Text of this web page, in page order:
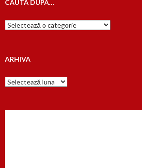
CAUTA DUPA…
Cauta
dupa…
ARHIVA
Arhiva